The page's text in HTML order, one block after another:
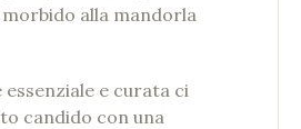
alla mandorla
e curata ci
candido con una